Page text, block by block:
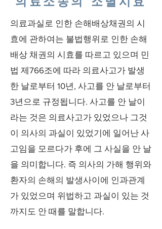
의료과실로 인한 손해배상채권의 시
효에 관하여는 불법행위로 인한 손해
배상 채권의 시효를 따르고 있으며 민
법 제766조에 따라 의료사고가 발생
한 날로부터 10년, 사고를 안 날로부터
3년으로 규정됩니다. 사고를 안 날이
라는 것은 의료사고가 있었으나 그것
이 의사의 과실이 있었기에 일어난 사
고임을 모르다가 후에 그 사실을 안 날
을 의미합니다. 즉 의사의 가해 행위와
환자의 손해의 발생사이에 인과관계
가 있었으며 위법하고 과실이 있는 것
까지도 안 때를 말합니다.